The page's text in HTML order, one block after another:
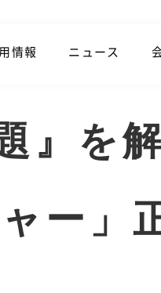
情報 ニュース
』を
ー」